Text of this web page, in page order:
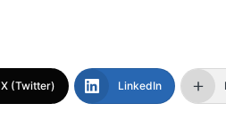
X (Twitter) LinkedIn